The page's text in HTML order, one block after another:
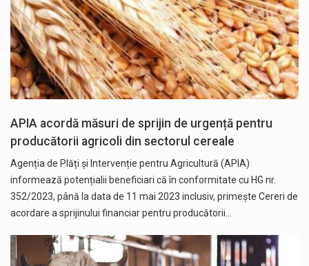
APIA acordă măsuri de sprijin de urgență pentru
producătorii agricoli din sectorul cereale
Agenția de Plăți și Intervenție pentru Agricultură (APIA)
informează potențialii beneficiari că în conformitate cu HG nr.
352/2023, până la data de 11 mai 2023 inclusiv, primește Cereri de
acordare a sprijinului financiar pentru producătorii…